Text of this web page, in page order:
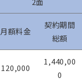
月額料金
契約期間
総額
120,000
1,440,00
0